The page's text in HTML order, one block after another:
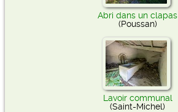
Abri dans un clapas
(Poussan)
Lavoir communal
(Saint-Michel)